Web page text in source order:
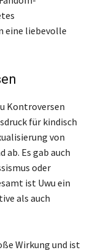
eine liebevolle
Kontroversen
für kindisch
von
ab. Es gab auch
oder
ist Uwu ein
als auch
Wirkung und ist